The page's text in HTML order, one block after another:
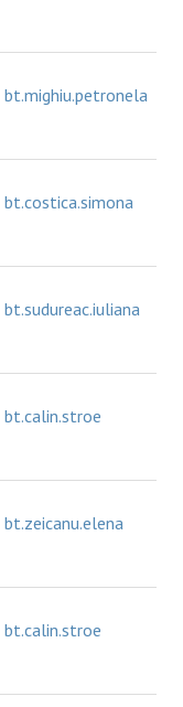
bt.mighiu.petronela
bt.costica.simona
bt.sudureac.iuliana
bt.calin.stroe
bt.zeicanu.elena
bt.calin.stroe